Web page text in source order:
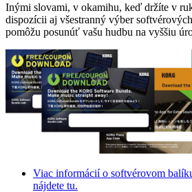
Inými slovami, v okamihu, keď držíte v
dispozícii aj všestranný výber
pomôžu posunúť vašu hudbu na vyššiu
Viac informácií o softvérovom
nájdete tu.